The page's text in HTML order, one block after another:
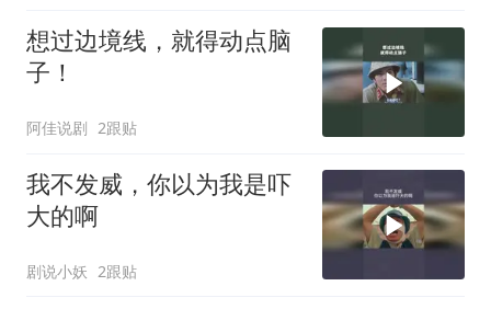
想过边境线，就得动点脑
子！
阿佳说剧 2跟贴
我不发威，你以为我是吓
大的啊
剧说小妖 2跟贴